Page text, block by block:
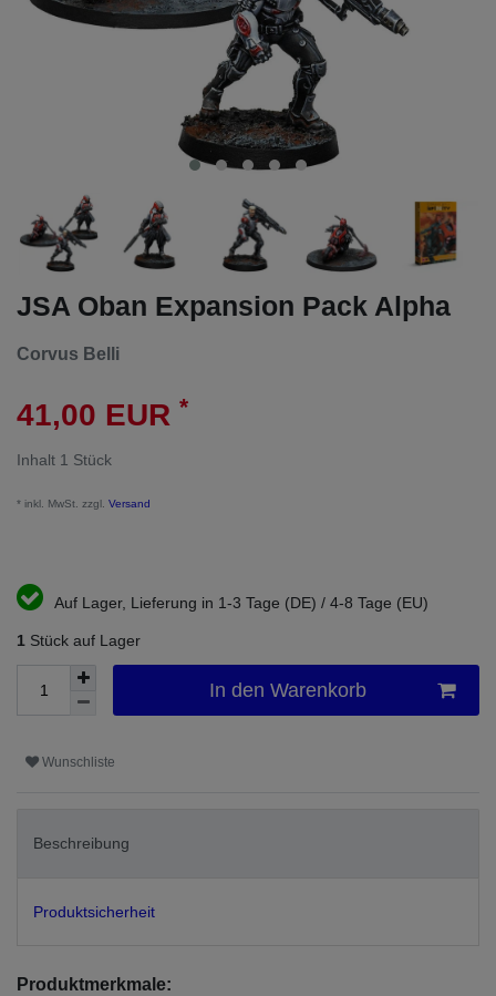
JSA Oban Expansion Pack Alpha
Corvus Belli
41,00 EUR *
Inhalt 1 Stück
* inkl. MwSt. zzgl. Versand
Auf Lager, Lieferung in 1-3 Tage (DE) / 4-8 Tage (EU)
1 Stück auf Lager
In den Warenkorb
Wunschliste
Beschreibung
Produktsicherheit
Produktmerkmale: